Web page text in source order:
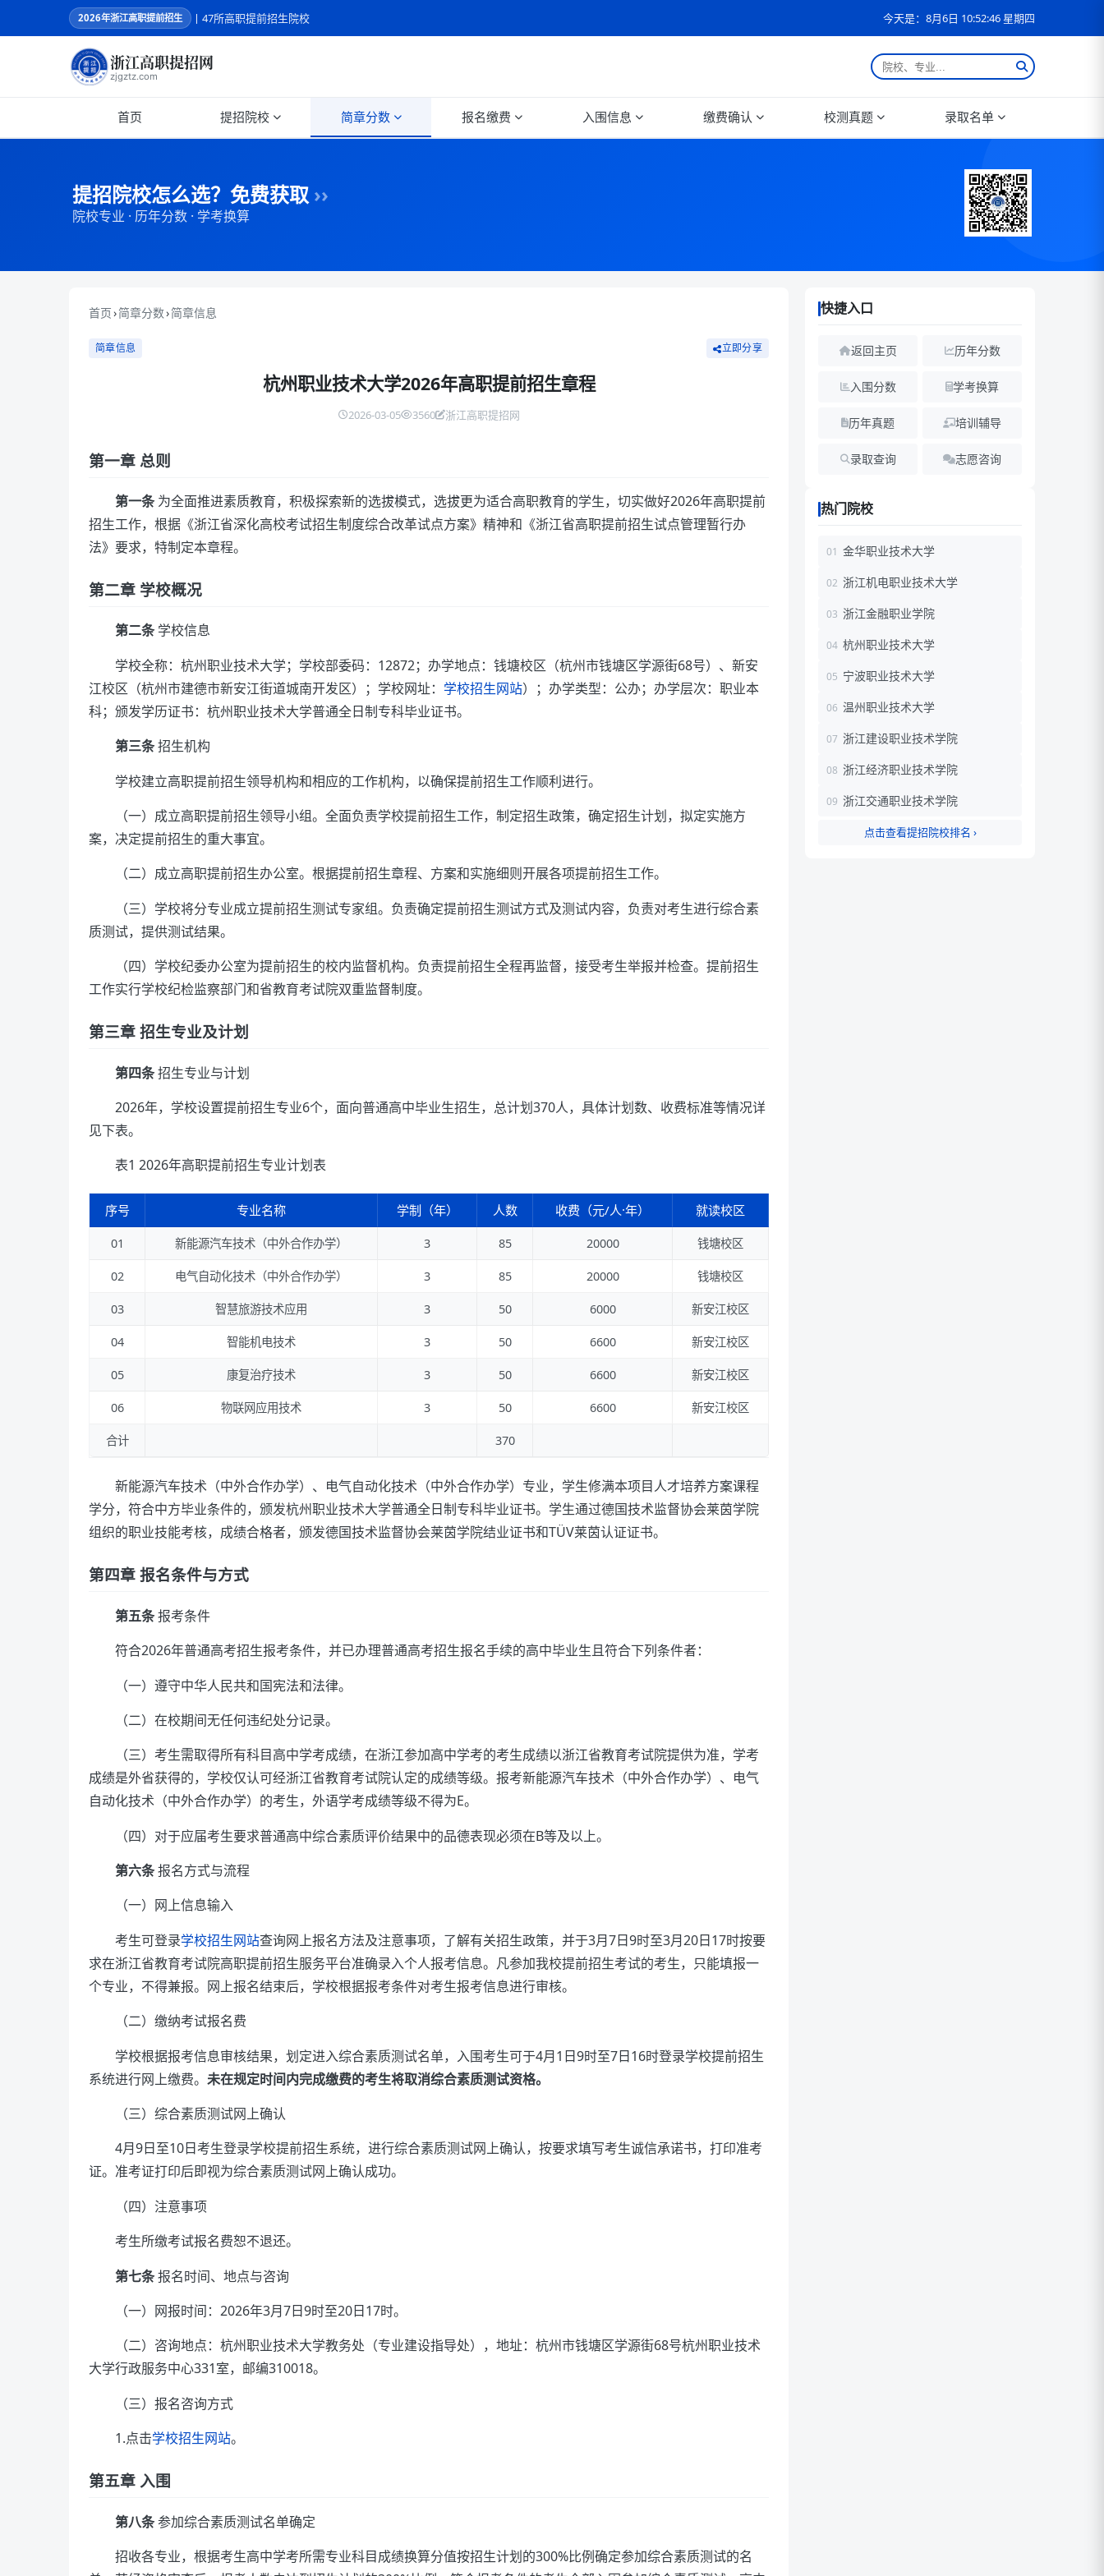
2026年浙江高职提前招生 丨47所高职提前招生院校 今天是：8月6日 10:52:47 星期四
浙江高职提招网
zjgztz.com
首页 提招院校 简章分数 报名缴费 入围信息 缴费确认 校测真题 录取名单
提招院校怎么选？免费获取 ››
院校专业 · 历年分数 · 学考换算
首页›简章分数›简章信息
简章信息 立即分享
杭州职业技术大学2026年高职提前招生章程
2026-03-05 3560 浙江高职提招网
第一章 总则
第一条为全面推进素质教育，积极探索新的选拔模式，选拔更为适合高职教育的学生，切实做好2026年高职提前
招生工作，根据《浙江省深化高校考试招生制度综合改革试点方案》精神和《浙江省高职提前招生试点管理暂行办
法》要求，特制定本章程。
第二章 学校概况
第二条学校信息
学校全称：杭州职业技术大学；学校部委码：12872；办学地点：钱塘校区（杭州市钱塘区学源街68号）、新安
江校区（杭州市建德市新安江街道城南开发区）；学校网址： 学校招生网站）；办学类型：公办；办学层次：职业本
科；颁发学历证书：杭州职业技术大学普通全日制专科毕业证书。
第三条招生机构
学校建立高职提前招生领导机构和相应的工作机构，以确保提前招生工作顺利进行。
（一）成立高职提前招生领导小组。全面负责学校提前招生工作，制定招生政策，确定招生计划，拟定实施方
案，决定提前招生的重大事宜。
（二）成立高职提前招生办公室。根据提前招生章程、方案和实施细则开展各项提前招生工作。
（三）学校将分专业成立提前招生测试专家组。负责确定提前招生测试方式及测试内容，负责对考生进行综合素
质测试，提供测试结果。
（四）学校纪委办公室为提前招生的校内监督机构。负责提前招生全程再监督，接受考生举报并检查。提前招生
工作实行学校纪检监察部门和省教育考试院双重监督制度。
第三章 招生专业及计划
第四条招生专业与计划
2026年，学校设置提前招生专业6个，面向普通高中毕业生招生，总计划370人，具体计划数、收费标准等情况详
见下表。
表1 2026年高职提前招生专业计划表
序号 专业名称 学制（年） 人数 收费（元/人·年） 就读校区
01 新能源汽车技术（中外合作办学） 3 85 20000 钱塘校区
02 电气自动化技术（中外合作办学） 3 85 20000 钱塘校区
03 智慧旅游技术应用 3 50 6000 新安江校区
04 智能机电技术 3 50 6600 新安江校区
05 康复治疗技术 3 50 6600 新安江校区
06 物联网应用技术 3 50 6600 新安江校区
合计 370
新能源汽车技术（中外合作办学）、电气自动化技术（中外合作办学）专业，学生修满本项目人才培养方案课程
学分，符合中方毕业条件的，颁发杭州职业技术大学普通全日制专科毕业证书。学生通过德国技术监督协会莱茵学院
组织的职业技能考核，成绩合格者，颁发德国技术监督协会莱茵学院结业证书和TÜV莱茵认证证书。
第四章 报名条件与方式
第五条报考条件
符合2026年普通高考招生报考条件，并已办理普通高考招生报名手续的高中毕业生且符合下列条件者：
（一）遵守中华人民共和国宪法和法律。
（二）在校期间无任何违纪处分记录。
（三）考生需取得所有科目高中学考成绩，在浙江参加高中学考的考生成绩以浙江省教育考试院提供为准，学考
成绩是外省获得的，学校仅认可经浙江省教育考试院认定的成绩等级。报考新能源汽车技术（中外合作办学）、电气
自动化技术（中外合作办学）的考生，外语学考成绩等级不得为E。
（四）对于应届考生要求普通高中综合素质评价结果中的品德表现必须在B等及以上。
第六条报名方式与流程
（一）网上信息输入
考生可登录学校招生网站查询网上报名方法及注意事项，了解有关招生政策，并于3月7日9时至3月20日17时按要
求在浙江省教育考试院高职提前招生服务平台准确录入个人报考信息。凡参加我校提前招生考试的考生，只能填报一
个专业，不得兼报。网上报名结束后，学校根据报考条件对考生报考信息进行审核。
（二）缴纳考试报名费
学校根据报考信息审核结果，划定进入综合素质测试名单，入围考生可于4月1日9时至7日16时登录学校提前招生
系统进行网上缴费。 未在规定时间内完成缴费的考生将取消综合素质测试资格。
（三）综合素质测试网上确认
4月9日至10日考生登录学校提前招生系统，进行综合素质测试网上确认，按要求填写考生诚信承诺书，打印准考
证。准考证打印后即视为综合素质测试网上确认成功。
（四）注意事项
考生所缴考试报名费恕不退还。
第七条报名时间、地点与咨询
（一）网报时间：2026年3月7日9时至20日17时。
（二）咨询地点：杭州职业技术大学教务处（专业建设指导处），地址：杭州市钱塘区学源街68号杭州职业技术
大学行政服务中心331室，邮编310018。
（三）报名咨询方式
1.点击学校招生网站。
第五章 入围
第八条参加综合素质测试名单确定
招收各专业，根据考生高中学考所需专业科目成绩换算分值按招生计划的300%比例确定参加综合素质测试的名
快捷入口
返回主页 历年分数
入围分数 学考换算
历年真题 培训辅导
录取查询 志愿咨询
热门院校
金华职业技术大学
浙江机电职业技术大学
浙江金融职业学院
杭州职业技术大学
宁波职业技术大学
温州职业技术大学
浙江建设职业技术学院
浙江经济职业技术学院
浙江交通职业技术学院
点击查看提招院校排名 ›